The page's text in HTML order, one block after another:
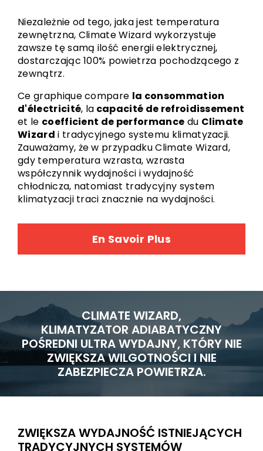
Niezależnie od tego, jaka jest temperatura
zewnętrzna, Climate Wizard wykorzystuje
zawsze tę samą ilość energii elektrycznej,
dostarczając 100% powietrza pochodzącego z
zewnątrz.
Ce graphique compare la consommation
d'électricité, la capacité de refroidissement
et le coefficient de performance du Climate
Wizard i tradycyjnego systemu klimatyzacji.
Zauważamy, że w przypadku Climate Wizard,
gdy temperatura wzrasta, wzrasta
współczynnik wydajności i wydajność
chłodnicza, natomiast tradycyjny system
klimatyzacji traci znacznie na wydajności.
En Savoir Plus
CLIMATE WIZARD,
KLIMATYZATOR ADIABATYCZNY
POŚREDNI ULTRA WYDAJNY, KTÓRY NIE
ZWIĘKSZA WILGOTNOŚCI I NIE
ZABEZPIECZA POWIETRZA.
ZWIĘKSZA WYDAJNOŚĆ ISTNIEJĄCYCH
TRADYCYJNYCH SYSTEMÓW